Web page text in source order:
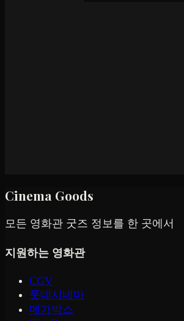
Cinema Goods
모든 영화관 굿즈 정보를 한 곳에서
지원하는 영화관
CGV
롯데시네마
메가박스